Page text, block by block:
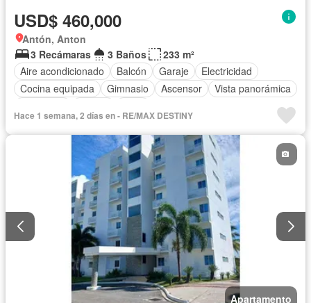
USD$ 460,000
Antón, Anton
3 Recámaras
3 Baños
233 m²
Aire acondicionado
Balcón Garaje
Electricidad
Cocina equipada
Gimnasio Ascensor
Vista panorámica
Hace 1 semana, 2 días en - RE/MAX DESTINY
Apartamento